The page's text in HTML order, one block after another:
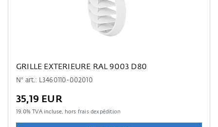
GRILLE EXTERIEURE RAL 9003 D80
N° art.: L3460110-002010
35,19 EUR
19.0% TVA incluse, hors frais dexpédition